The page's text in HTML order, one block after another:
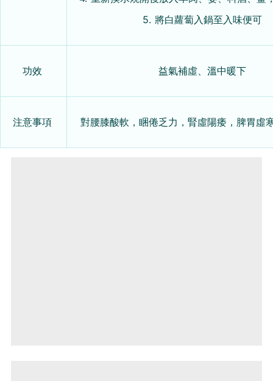
5. 將白蘿蔔入鍋至入味便可
功效 益氣補虛、溫中暖下
注意事項 對腰膝酸軟，睏倦乏力，腎虛陽痿，脾胃虛